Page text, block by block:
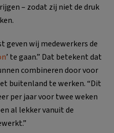
– zodat zij niet de druk
geven wij medewerkers de
’ te gaan.” Dat betekent dat
combineren door voor
buitenland te werken. “Dit
per jaar voor twee weken
al lekker vanuit de